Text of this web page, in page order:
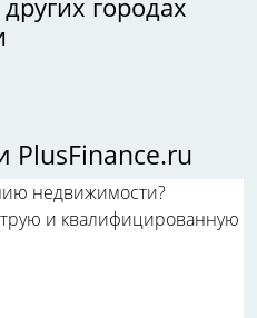
городах
PlusFinance.ru
недвижимости?
и квалифицированную